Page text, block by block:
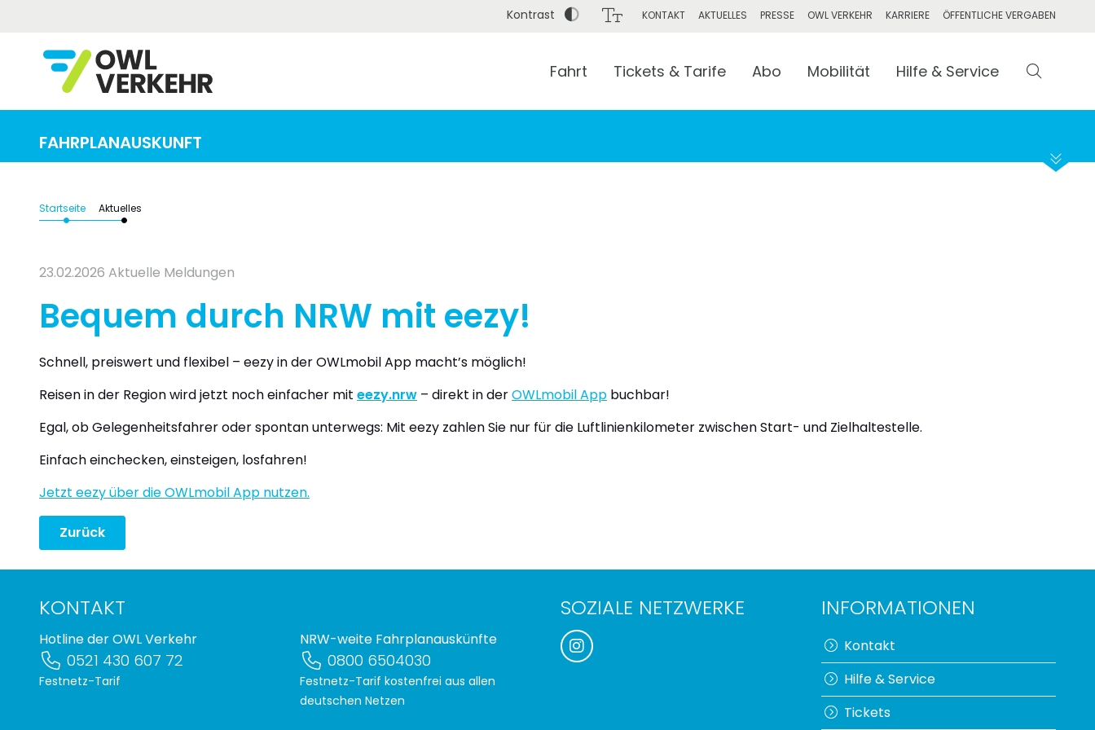
Kontrast KONTAKT AKTUELLES PRESSE OWL VERKEHR KARRIERE ÖFFENTLICHE VERGABEN
Fahrt Tickets & Tarife Abo Mobilität Hilfe & Service
Abfahrt
FAHRPLANAUSKUNFT
Startseite Aktuelles
23.02.2026 Aktuelle Meldungen
Bequem durch NRW mit eezy!
Schnell, preiswert und flexibel – eezy in der OWLmobil App macht’s möglich!
Reisen in der Region wird jetzt noch einfacher mit eezy.nrw – direkt in derOWLmobil App buchbar!
Egal, ob Gelegenheitsfahrer oder spontan unterwegs: Mit eezy zahlen Sie nur für die Luftlinienkilometer zwischen Start- und Zielhaltestelle.
Einfach einchecken, einsteigen, losfahren!
Jetzt eezy über die OWLmobil App nutzen.
Zurück
KONTAKT
Hotline der OWL Verkehr
0521 430 607 72
Festnetz-Tarif
NRW-weite Fahrplanauskünfte
0800 6504030
Festnetz-Tarif kostenfrei aus allen
deutschen Netzen
SOZIALE NETZWERKE INFORMATIONEN
Kontakt
Hilfe & Service
Tickets